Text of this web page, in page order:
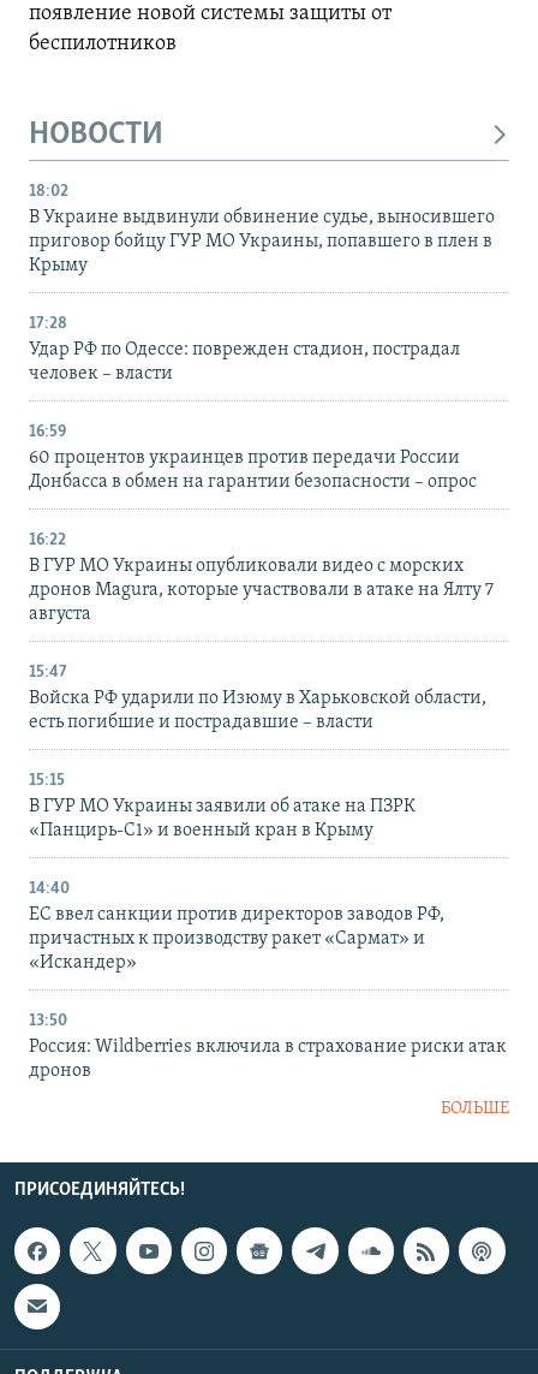
появление новой системы защиты от
беспилотников
НОВОСТИ
18:02
В Украине выдвинули обвинение судье, выносившего
приговор бойцу ГУР МО Украины, попавшего в плен в
Крыму
17:28
Удар РФ по Одессе: поврежден стадион, пострадал
человек – власти
16:59
60 процентов украинцев против передачи России
Донбасса в обмен на гарантии безопасности – опрос
16:22
В ГУР МО Украины опубликовали видео с морских
дронов Magura, которые участвовали в атаке на Ялту 7
августа
15:47
Войска РФ ударили по Изюму в Харьковской области,
есть погибшие и пострадавшие – власти
15:15
В ГУР МО Украины заявили об атаке на ПЗРК
«Панцирь-С1» и военный кран в Крыму
14:40
ЕС ввел санкции против директоров заводов РФ,
причастных к производству ракет «Сармат» и
«Искандер»
13:50
Россия: Wildberries включила в страхование риски атак
дронов
БОЛЬШЕ
ПРИСОЕДИНЯЙТЕСЬ!